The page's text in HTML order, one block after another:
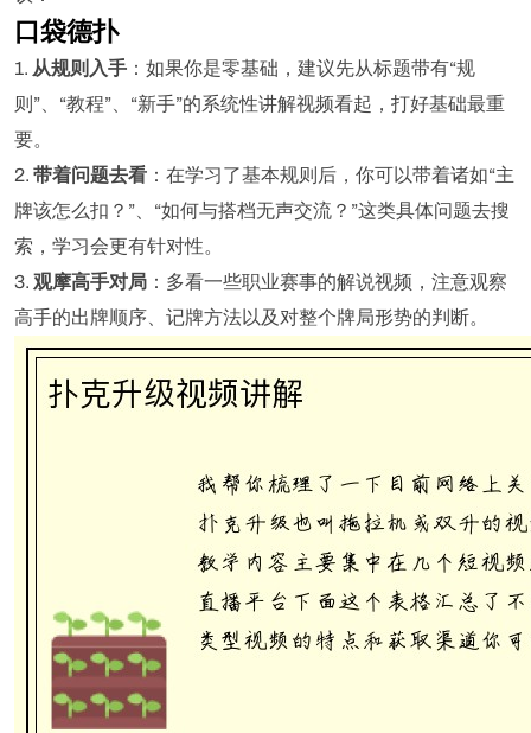
口袋德扑
1. 从规则入手 ：如果你是零基础，建议先从标题带有“规
则”、“教程”、“新手”的系统性讲解视频看起，打好基础最重
要。
2. 带着问题去看 ：在学习了基本规则后，你可以带着诸如“主
牌该怎么扣？”、“如何与搭档无声交流？”这类具体问题去搜
索，学习会更有针对性。
3. 观摩高手对局 ：多看一些职业赛事的解说视频，注意观察
高手的出牌顺序、记牌方法以及对整个牌局形势的判断。